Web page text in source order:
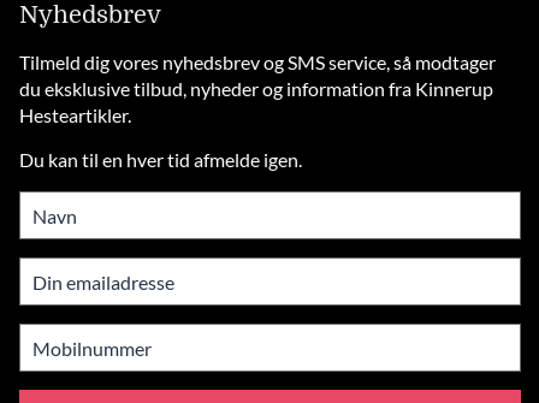
Nyhedsbrev
Tilmeld dig vores nyhedsbrev og SMS service, så modtager
du eksklusive tilbud, nyheder og information fra Kinnerup
Hesteartikler.
Du kan til en hver tid afmelde igen.